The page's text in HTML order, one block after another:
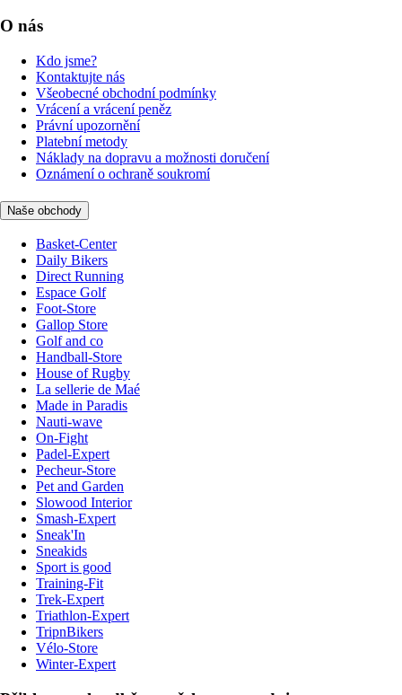
O nás
Kdo jsme?
Kontaktujte nás
Všeobecné obchodní podmínky
Vrácení a vrácení peněz
Právní upozornění
Platební metody
Náklady na dopravu a možnosti doručení
Oznámení o ochraně soukromí
Naše obchody
Basket-Center
Daily Bikers
Direct Running
Espace Golf
Foot-Store
Gallop Store
Golf and co
Handball-Store
House of Rugby
La sellerie de Maé
Made in Paradis
Nauti-wave
On-Fight
Padel-Expert
Pecheur-Store
Pet and Garden
Slowood Interior
Smash-Expert
Sneak'In
Sneakids
Sport is good
Training-Fit
Trek-Expert
Triathlon-Expert
TripnBikers
Vélo-Store
Winter-Expert